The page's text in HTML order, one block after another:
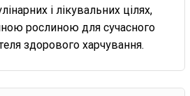
і лікувальних цілях,
рослиною для сучасного
здорового харчування.